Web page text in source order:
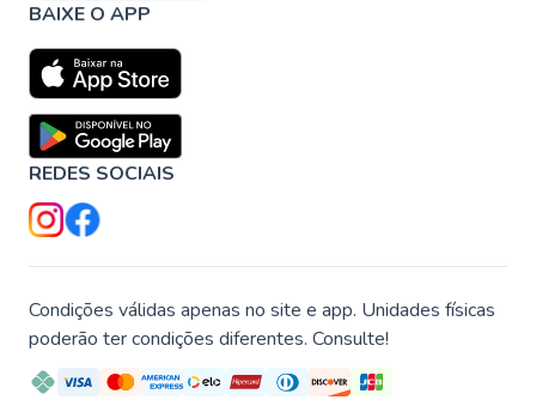
BAIXE O APP
REDES SOCIAIS
Condições válidas apenas no site e app. Unidades físicas
poderão ter condições diferentes. Consulte!